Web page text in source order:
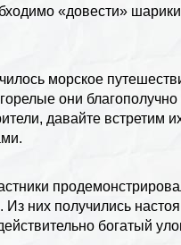
«довести»
морское
они
давайте встретим
Из них получились
богатый